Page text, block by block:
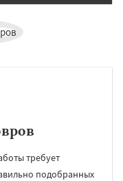
требует
подобранных